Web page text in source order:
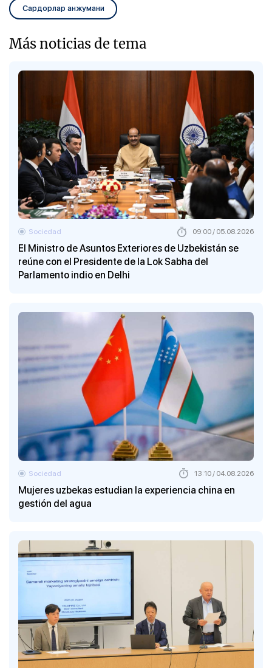
Сардорлар анжумани
Más noticias de tema
El Ministro de Asuntos Exteriores de Uzbekistán se
reúne con el Presidente de la Lok Sabha del
Parlamento indio en Delhi
Sociedad 09:00 / 05.08.2026
Mujeres uzbekas estudian la experiencia china en
gestión del agua
Sociedad 13:10 / 04.08.2026